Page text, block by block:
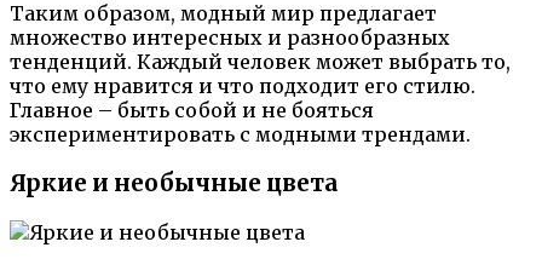
Таким образом, модный мир предлагает
множество интересных и разнообразных
тенденций. Каждый человек может выбрать то,
что ему нравится и что подходит его стилю.
Главное – быть собой и не бояться
экспериментировать с модными трендами.
Яркие и необычные цвета